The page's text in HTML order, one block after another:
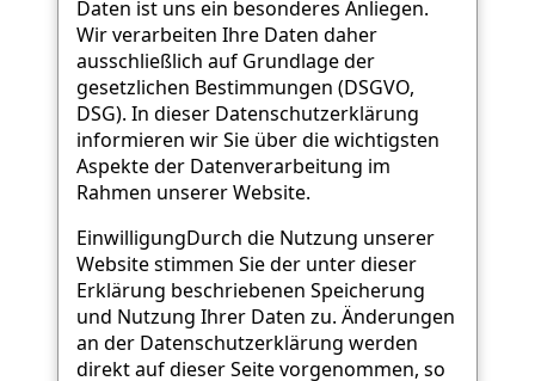
Daten ist uns ein besonderes Anliegen.
Wir verarbeiten Ihre Daten daher
ausschließlich auf Grundlage der
gesetzlichen Bestimmungen (DSGVO,
DSG). In dieser Datenschutzerklärung
informieren wir Sie über die wichtigsten
Aspekte der Datenverarbeitung im
Rahmen unserer Website.
EinwilligungDurch die Nutzung unserer
Website stimmen Sie der unter dieser
Erklärung beschriebenen Speicherung
und Nutzung Ihrer Daten zu. Änderungen
an der Datenschutzerklärung werden
direkt auf dieser Seite vorgenommen, so